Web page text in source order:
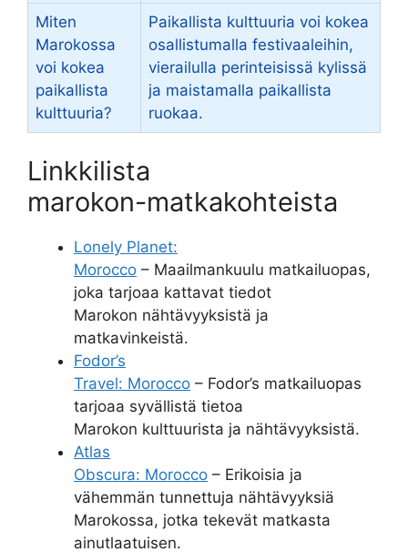
Miten
Marokossa
voi kokea
paikallista
kulttuuria?
Paikallista kulttuuria voi kokea
osallistumalla festivaaleihin,
vierailulla perinteisissä kylissä
ja maistamalla paikallista
ruokaa.
Linkkilista
marokon-matkakohteista
Lonely Planet:
Morocco – Maailmankuulu matkailuopas,
joka tarjoaa kattavat tiedot
Marokon nähtävyyksistä ja
matkavinkeistä.
Fodor’s
Travel: Morocco – Fodor’s matkailuopas
tarjoaa syvällistä tietoa
Marokon kulttuurista ja nähtävyyksistä.
Atlas
Obscura: Morocco – Erikoisia ja
vähemmän tunnettuja nähtävyyksiä
Marokossa, jotka tekevät matkasta
ainutlaatuisen.